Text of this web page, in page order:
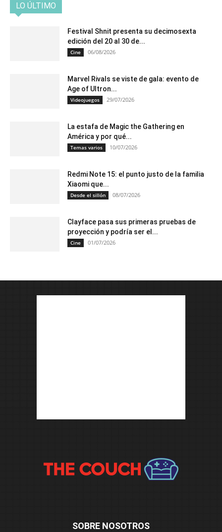
LO ÚLTIMO
Festival Shnit presenta su decimosexta
edición del 20 al 30 de...
Cine 06/08/2026
Marvel Rivals se viste de gala: evento de
Age of Ultron...
Videojuegos 29/07/2026
La estafa de Magic the Gathering en
América y por qué...
Temas varios 10/07/2026
Redmi Note 15: el punto justo de la familia
Xiaomi que...
Desde el sillón 08/07/2026
Clayface pasa sus primeras pruebas de
proyección y podría ser el...
Cine 01/07/2026
SOBRE NOSOTROS